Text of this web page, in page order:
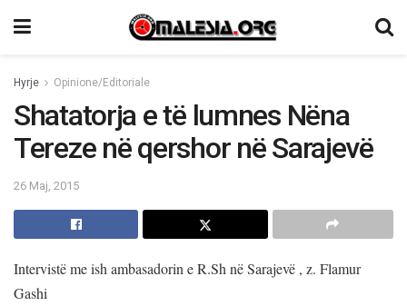
Hyrje Opinione/Editoriale
Shatatorja e të lumnes Nëna
Tereze në qershor në Sarajevë
26 Maj, 2015
Intervistë me ish ambasadorin e R.Sh në Sarajevë , z. Flamur
Gashi